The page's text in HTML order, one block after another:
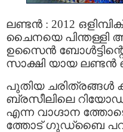
ലണ്ടന്‍ : 2012
ചൈനയെ പിന്തള്ളി
ഉസൈന്‍
സാക്ഷി യായ ലണ്ടന്‍
പുതിയ ചരിത്രങ്ങള്‍
ബ്രസീലിലെ
എന്ന വാഗ്ദാന
ത്തോട് ഗുഡ്‌ബൈ